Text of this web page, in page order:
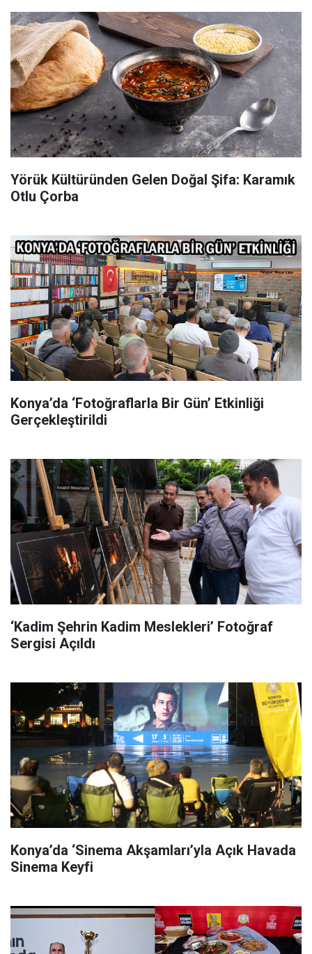
Yörük Kültüründen Gelen Doğal Şifa: Karamık
Otlu Çorba
Konya’da ‘Fotoğraflarla Bir Gün’ Etkinliği
Gerçekleştirildi
‘Kadim Şehrin Kadim Meslekleri’ Fotoğraf
Sergisi Açıldı
Konya’da ‘Sinema Akşamları’yla Açık Havada
Sinema Keyfi